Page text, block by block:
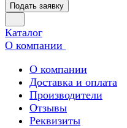
Подать заявку
Каталог
О компании
О компании
Доставка и оплата
Производители
Отзывы
Реквизиты